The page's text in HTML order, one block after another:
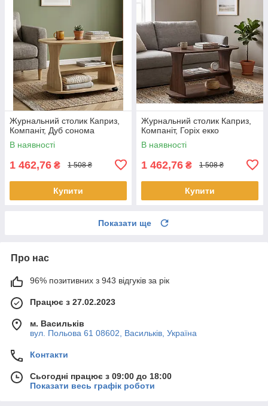
Журнальний столик Каприз,
Компаніт, Дуб сонома
В наявності
1 462,76 ₴ 1 508 ₴
Купити
Журнальний столик Каприз,
Компаніт, Горіх екко
В наявності
1 462,76 ₴ 1 508 ₴
Купити
Показати ще
Про нас
96% позитивних з 943 відгуків за рік
Працює з 27.02.2023
м. Васильків
вул. Польова 61 08602, Васильків, Україна
Контакти
Сьогодні працює з 09:00 до 18:00
Показати весь графік роботи